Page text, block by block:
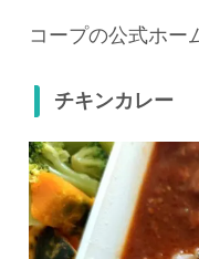
コープの公式ホー
チキンカレー